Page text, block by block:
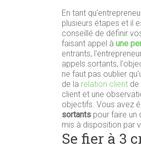
En tant
plusieurs étapes et il
conseillé de définir
faisant appel à une
entrants,
appels sortants,
ne faut pas oublier
de la relation client de
client et une
objectifs. Vous avez
sortants pour faire
mis à disposition par
Se fier à 3